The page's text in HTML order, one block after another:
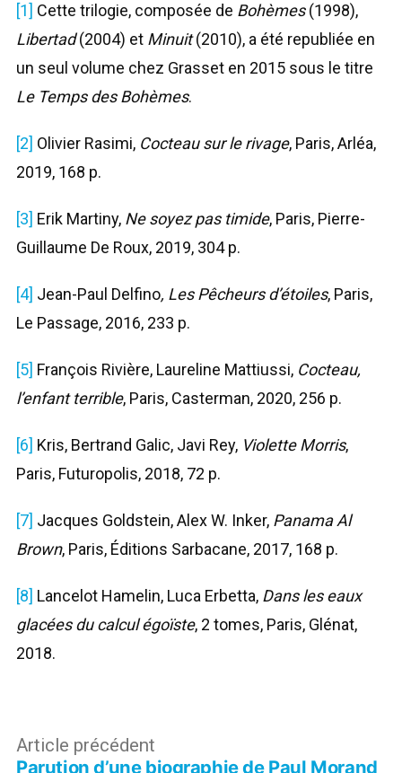
[1] Cette trilogie, composée de Bohèmes(1998),
Libertad(2004) et Minuit(2010), a été republiée en
un seul volume chez Grasset en 2015 sous le titre
Le Temps des Bohèmes.
[2] Olivier Rasimi, Cocteau sur le rivage, Paris, Arléa,
2019, 168 p.
[3] Erik Martiny, Ne soyez pas timide, Paris, Pierre-
Guillaume De Roux, 2019, 304 p.
[4] Jean-Paul Delfino, Les Pêcheurs d’étoiles, Paris,
Le Passage, 2016, 233 p.
[5] François Rivière, Laureline Mattiussi, Cocteau,
l’enfant terrible, Paris, Casterman, 2020, 256 p.
[6] Kris, Bertrand Galic, Javi Rey, Violette Morris,
Paris, Futuropolis, 2018, 72 p.
[7] Jacques Goldstein, Alex W. Inker, Panama Al
Brown, Paris, Éditions Sarbacane, 2017, 168 p.
[8] Lancelot Hamelin, Luca Erbetta, Dans les eaux
glacées du calcul égoïste, 2 tomes, Paris, Glénat,
2018.
Navigation
Article précédent
précédent :
Parution d’une biographie de Paul Morand